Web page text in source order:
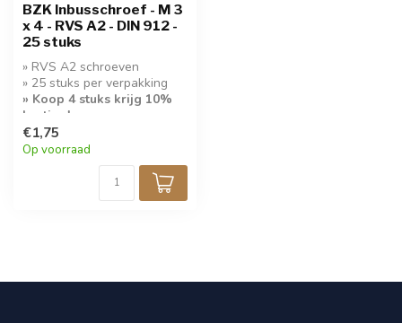
BZK Inbusschroef - M 3
x 4 - RVS A2 - DIN 912 -
25 stuks
» RVS A2 schroeven
» 25 stuks per verpakking
» Koop 4 stuks krijg 10%
korting!
€1,75
Op voorraad